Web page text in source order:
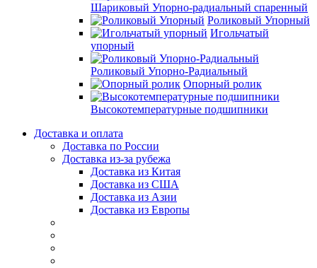
Шариковый Упорно-радиальный спаренный
Роликовый Упорный
Игольчатый
упорный
Роликовый Упорно-Радиальный
Опорный ролик
Высокотемпературные подшипники
Доставка и оплата
Доставка по России
Доставка из-за рубежа
Доставка из Китая
Доставка из США
Доставка из Азии
Доставка из Европы